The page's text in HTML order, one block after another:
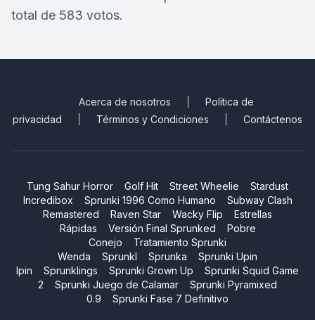
total de 583 votos.
Acerca de nosotros
Política de
privacidad
Términos y Condiciones Contáctenos
Tung Sahur Horror Golf Hit Street Wheelie
Stardust
Incredibox
Sprunki 1996 Como Humano
Subway Clash
Remastered
Raven Star Wacky Flip
Estrellas
Rápidas
Versión Final Sprunked
Pobre
Conejo
Tratamiento Sprunki
Wenda
Sprunkl Sprunka
Sprunki Upin
Ipin
Sprunklings Sprunki Grown Up
Sprunki Squid Game
2
Sprunki Juego de Calamar
Sprunki Pyramixed
0.9
Sprunki Fase 7 Definitivo